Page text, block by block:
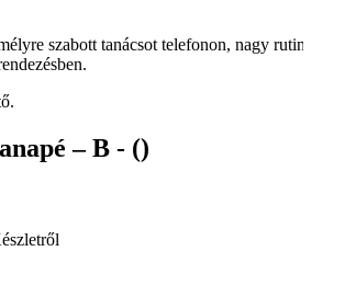
szabott tanácsot telefonon, nagy rutinnal
– B - ()